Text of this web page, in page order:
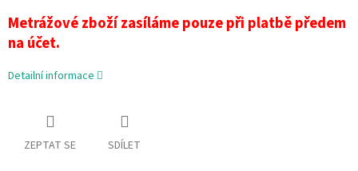
Metrážové zboží zasíláme pouze při platbě předem
na účet.
Detailní informace
ZEPTAT SE SDÍLET